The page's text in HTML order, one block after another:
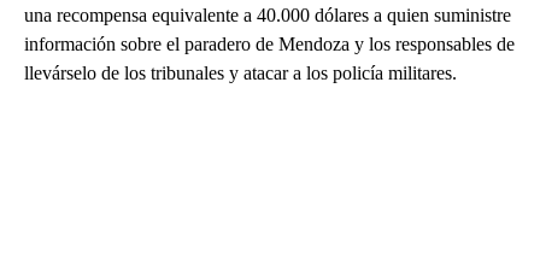
una recompensa equivalente a 40.000 dólares a quien suministre
información sobre el paradero de Mendoza y los responsables de
llevárselo de los tribunales y atacar a los policía militares.